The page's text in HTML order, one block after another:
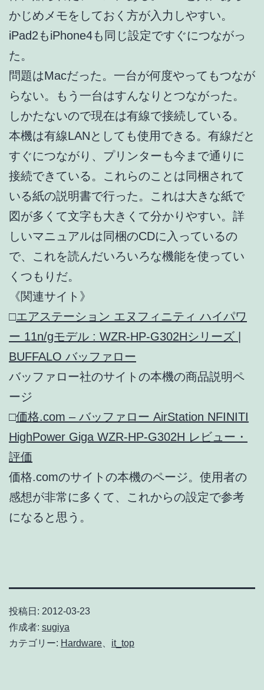
かじめメモをしておく方が入力しやすい。
iPad2もiPhone4も同じ設定ですぐにつながっ
た。
問題はMacだった。一台が何度やってもつなが
らない。もう一台はすんなりとつながった。
しかたないので現在は有線で接続している。
本機は有線LANとしても使用できる。有線だと
すぐにつながり、プリンターも今まで通りに
接続できている。これらのことは同梱されて
いる紙の説明書で行った。これは大きな紙で
図が多くて文字も大きくて分かりやすい。詳
しいマニュアルは同梱のCDに入っているの
で、これを読んだいろいろな機能を使ってい
くつもりだ。
《関連サイト》
□エアステーション エヌフィニティ ハイパワ
ー 11n/gモデル : WZR-HP-G302Hシリーズ |
BUFFALO バッファロー
バッファロー社のサイトの本機の商品説明ペ
ージ
□価格.com – バッファロー AirStation NFINITI
HighPower Giga WZR-HP-G302H レビュー・
評価
価格.comのサイトの本機のページ。使用者の
感想が非常に多くて、これからの設定で参考
になると思う。
投稿日: 2012-03-23
作成者: sugiya
カテゴリー: Hardware it_top